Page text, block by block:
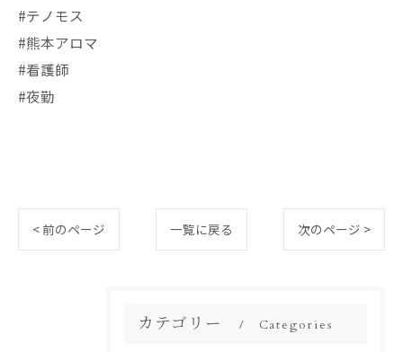
#テノモス
#熊本アロマ
#看護師
#夜勤
< 前のページ 一覧に戻る 次のページ >
カテゴリー Categories